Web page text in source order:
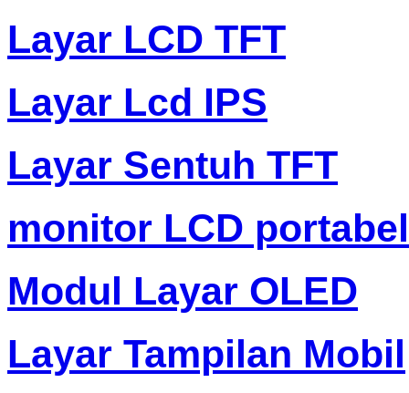
Layar LCD TFT
Layar Lcd IPS
Layar Sentuh TFT
monitor LCD portabel
Modul Layar OLED
Layar Tampilan Mobil